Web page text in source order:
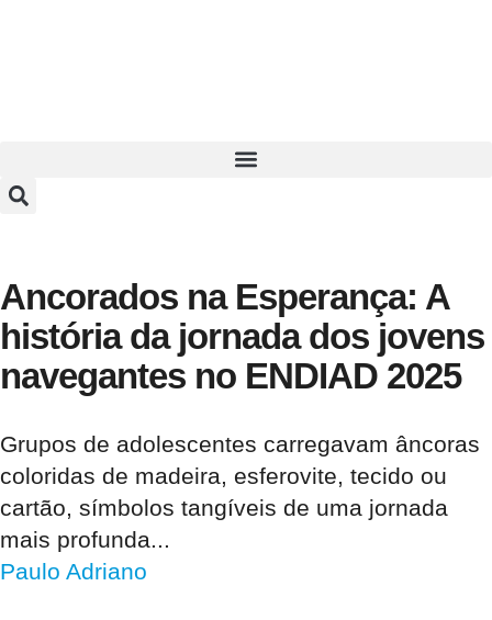
Ancorados na Esperança: A
história da jornada dos jovens
navegantes no ENDIAD 2025
Grupos de adolescentes carregavam âncoras
coloridas de madeira, esferovite, tecido ou
cartão, símbolos tangíveis de uma jornada
mais profunda...
Paulo Adriano